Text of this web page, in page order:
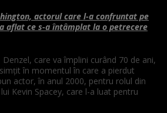
actorul care l-a confruntat pe
a aflat ce s-a întâmplat la o petrecere
Denzel, care va împlini curând 70 de ani,
în momentul în care a pierdut
actor, în anul 2000, pentru rolul din
Kevin Spacey, care l-a luat pentru